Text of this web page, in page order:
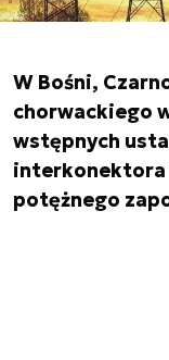
W Bośni,
chorwackiego
wstępnych
interkonektora
potężnego